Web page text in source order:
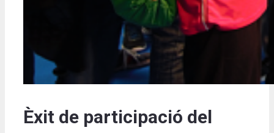
Èxit de participació del